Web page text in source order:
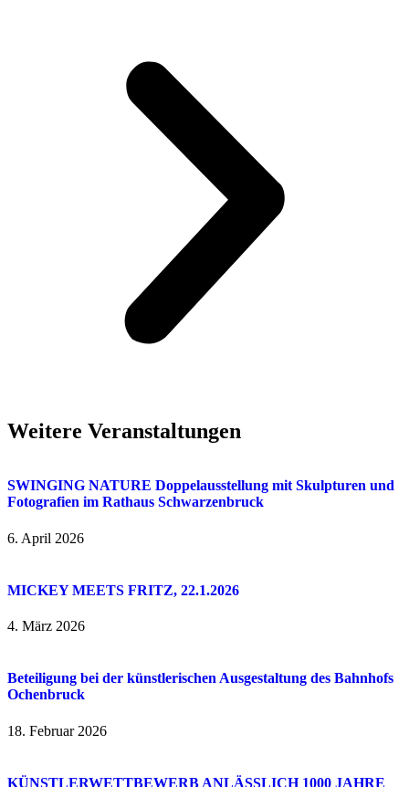
Weitere Veranstaltungen
SWINGING NATURE Doppelausstellung mit Skulpturen und
Fotografien im Rathaus Schwarzenbruck
6. April 2026
MICKEY MEETS FRITZ, 22.1.2026
4. März 2026
Beteiligung bei der künstlerischen Ausgestaltung des Bahnhofs
Ochenbruck
18. Februar 2026
KÜNSTLERWETTBEWERB ANLÄSSLICH 1000 JAHRE